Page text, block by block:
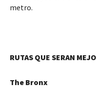
metro.
RUTAS QUE SERAN
The Bronx